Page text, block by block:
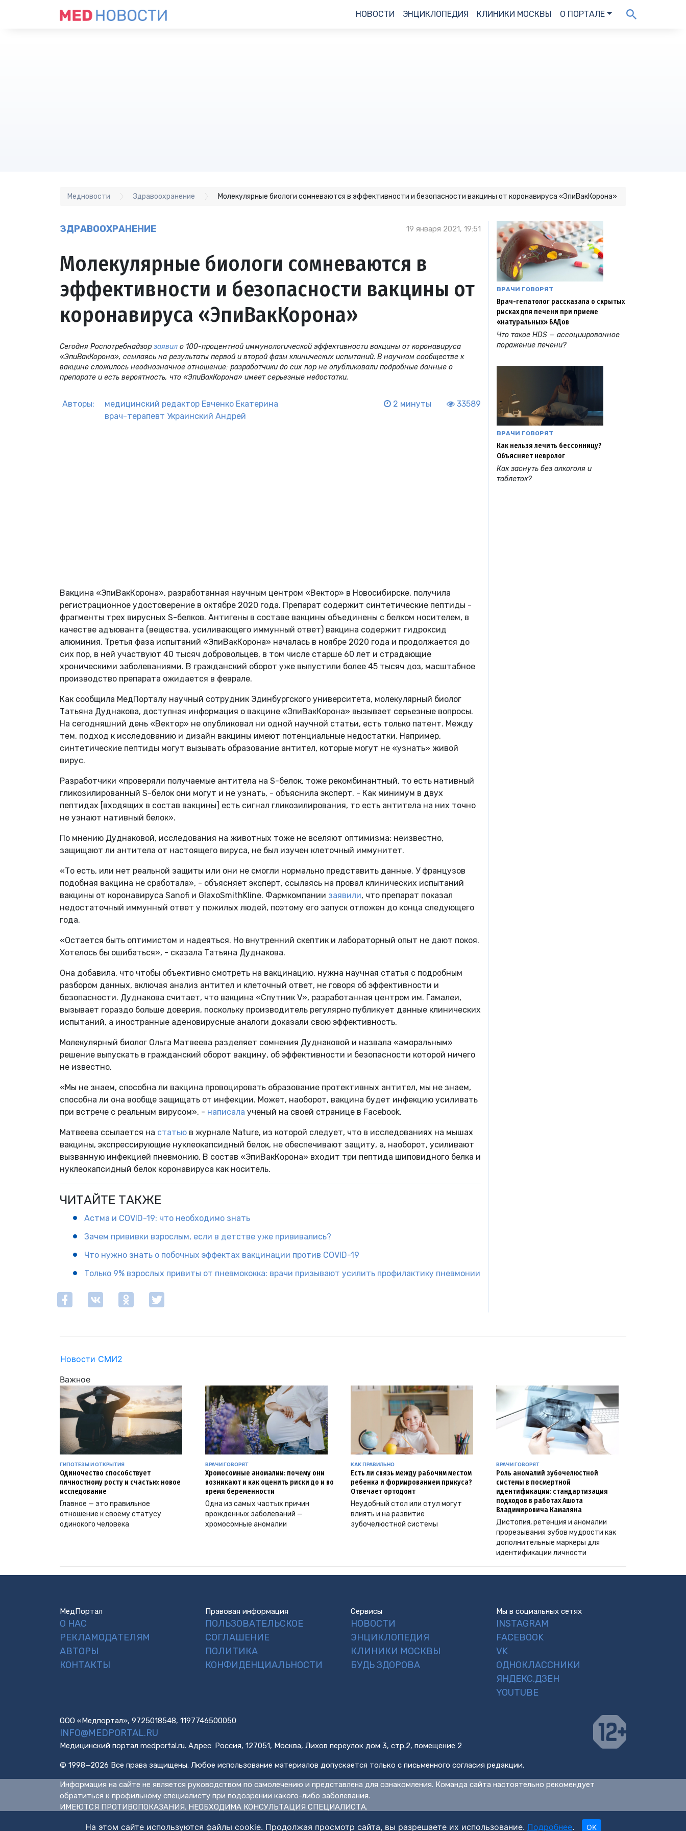
НОВОСТИ ЭНЦИКЛОПЕДИЯ КЛИНИКИ МОСКВЫ О ПОРТАЛЕ
Медновости Здравоохранение Молекулярные биологи сомневаются в эффективности и безопасности вакцины от коронавируса «ЭпиВакКорона»
ЗДРАВООХРАНЕНИЕ 19 января 2021, 19:51
Молекулярные биологи сомневаются в
эффективности и безопасности вакцины от
коронавируса «ЭпиВакКорона»
Сегодня Роспотребнадзор заявил о 100-процентной иммунологической эффективности вакцины от коронавируса
«ЭпиВакКорона», ссылаясь на результаты первой и второй фазы клинических испытаний. В научном сообществе к
вакцине сложилось неоднозначное отношение: разработчики до сих пор не опубликовали подробные данные о
препарате и есть вероятность, что «ЭпиВакКорона» имеет серьезные недостатки.
Авторы: медицинский редактор Евченко Екатерина
врач-терапевт Украинский Андрей
2 минуты 33589
Вакцина «ЭпиВакКорона», разработанная научным центром «Вектор» в Новосибирске, получила
регистрационное удостоверение в октябре 2020 года. Препарат содержит синтетические пептиды -
фрагменты трех вирусных S-белков. Антигены в составе вакцины объединены с белком носителем, в
качестве адъюванта (вещества, усиливающего иммунный ответ) вакцина содержит гидроксид
алюминия. Третья фаза испытаний «ЭпиВакКорона» началась в ноябре 2020 года и продолжается до
сих пор, в ней участвуют 40 тысяч добровольцев, в том числе старше 60 лет и страдающие
хроническими заболеваниями. В гражданский оборот уже выпустили более 45 тысяч доз, масштабное
производство препарата ожидается в феврале.
Как сообщила МедПорталу научный сотрудник Эдинбургского университета, молекулярный биолог
Татьяна Дуднакова, доступная информация о вакцине «ЭпиВакКорона» вызывает серьезные вопросы.
На сегодняшний день «Вектор» не опубликовал ни одной научной статьи, есть только патент. Между
тем, подход к исследованию и дизайн вакцины имеют потенциальные недостатки. Например,
синтетические пептиды могут вызывать образование антител, которые могут не «узнать» живой
вирус.
Разработчики «проверяли получаемые антитела на S-белок, тоже рекомбинантный, то есть нативный
гликозилированный S-белок они могут и не узнать, - объяснила эксперт. - Как минимум в двух
пептидах [входящих в состав вакцины] есть сигнал гликозилирования, то есть антитела на них точно
не узнают нативный белок».
По мнению Дуднаковой, исследования на животных тоже не вселяют оптимизма: неизвестно,
защищают ли антитела от настоящего вируса, не был изучен клеточный иммунитет.
«То есть, или нет реальной защиты или они не смогли нормально представить данные. У французов
подобная вакцина не сработала», - объясняет эксперт, ссылаясь на провал клинических испытаний
вакцины от коронавируса Sanofi и GlaxoSmithKline. Фармкомпании заявили, что препарат показал
недостаточный иммунный ответ у пожилых людей, поэтому его запуск отложен до конца следующего
года.
«Остается быть оптимистом и надеяться. Но внутренний скептик и лабораторный опыт не дают покоя.
Хотелось бы ошибаться», - сказала Татьяна Дуднакова.
Она добавила, что чтобы объективно смотреть на вакцинацию, нужна научная статья с подробным
разбором данных, включая анализ антител и клеточный ответ, не говоря об эффективности и
безопасности. Дуднакова считает, что вакцина «Спутник V», разработанная центром им. Гамалеи,
вызывает гораздо больше доверия, поскольку производитель регулярно публикует данные клинических
испытаний, а иностранные аденовирусные аналоги доказали свою эффективность.
Молекулярный биолог Ольга Матвеева разделяет сомнения Дуднаковой и назвала «аморальным»
решение выпускать в гражданский оборот вакцину, об эффективности и безопасности которой ничего
не известно.
«Мы не знаем, способна ли вакцина провоцировать образование протективных антител, мы не знаем,
способна ли она вообще защищать от инфекции. Может, наоборот, вакцина будет инфекцию усиливать
при встрече с реальным вирусом», - написала ученый на своей странице в Facebook.
Матвеева ссылается на статью в журнале Nature, из которой следует, что в исследованиях на мышах
вакцины, экспрессирующие нуклеокапсидный белок, не обеспечивают защиту, а, наоборот, усиливают
вызванную инфекцией пневмонию. В состав «ЭпиВакКорона» входит три пептида шиповидного белка и
нуклеокапсидный белок коронавируса как носитель.
ЧИТАЙТЕ ТАКЖЕ
Астма и COVID-19: что необходимо знать
Зачем прививки взрослым, если в детстве уже прививались?
Что нужно знать о побочных эффектах вакцинации против COVID-19
Только 9% взрослых привиты от пневмококка: врачи призывают усилить профилактику пневмонии
ВРАЧИ ГОВОРЯТ
Врач-гепатолог рассказала о скрытых
рисках для печени при приеме
«натуральных» БАДов
Что такое HDS — ассоциированное
поражение печени?
ВРАЧИ ГОВОРЯТ
Как нельзя лечить бессонницу?
Объясняет невролог
Как заснуть без алкоголя и
таблеток?
Новости СМИ2
Важное
ГИПОТЕЗЫ И ОТКРЫТИЯ
Одиночество способствует
личностному росту и счастью: новое
исследование
Главное — это правильное
отношение к своему статусу
одинокого человека
ВРАЧИ ГОВОРЯТ
Хромосомные аномалии: почему они
возникают и как оценить риски до и во
время беременности
Одна из самых частых причин
врожденных заболеваний —
хромосомные аномалии
КАК ПРАВИЛЬНО
Есть ли связь между рабочим местом
ребенка и формированием прикуса?
Отвечает ортодонт
Неудобный стол или стул могут
влиять и на развитие
зубочелюстной системы
ВРАЧИ ГОВОРЯТ
Роль аномалий зубочелюстной
системы в посмертной
идентификации: стандартизация
подходов в работах Ашота
Владимировича Камаляна
Дистопия, ретенция и аномалии
прорезывания зубов мудрости как
дополнительные маркеры для
идентификации личности
МедПортал
О НАС
РЕКЛАМОДАТЕЛЯМ
АВТОРЫ
КОНТАКТЫ
Правовая информация
ПОЛЬЗОВАТЕЛЬСКОЕ
СОГЛАШЕНИЕ
ПОЛИТИКА
КОНФИДЕНЦИАЛЬНОСТИ
Сервисы
НОВОСТИ
ЭНЦИКЛОПЕДИЯ
КЛИНИКИ МОСКВЫ
БУДЬ ЗДОРОВА
Мы в социальных сетях
INSTAGRAM
FACEBOOK
VK
ОДНОКЛАССНИКИ
ЯНДЕКС.ДЗЕН
YOUTUBE
ООО «Медпортал», 9725018548, 1197746500050
INFO@MEDPORTAL.RU
Медицинский портал medportal.ru. Адрес: Россия, 127051, Москва, Лихов переулок дом 3, стр.2, помещение 2
© 1998—2026 Все права защищены. Любое использование материалов допускается только с письменного согласия редакции.
Информация на сайте не является руководством по самолечению и представлена для ознакомления. Команда сайта настоятельно рекомендует
обратиться к профильному специалисту при подозрении какого-либо заболевания.
ИМЕЮТСЯ ПРОТИВОПОКАЗАНИЯ. НЕОБХОДИМА КОНСУЛЬТАЦИЯ СПЕЦИАЛИСТА.
На этом сайте используются файлы cookie. Продолжая просмотр сайта, вы разрешаете их использование. Подробнее. OK